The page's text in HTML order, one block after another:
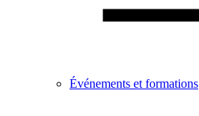
Événements et formations